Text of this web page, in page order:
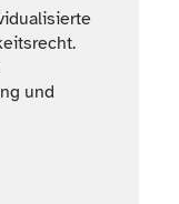
und